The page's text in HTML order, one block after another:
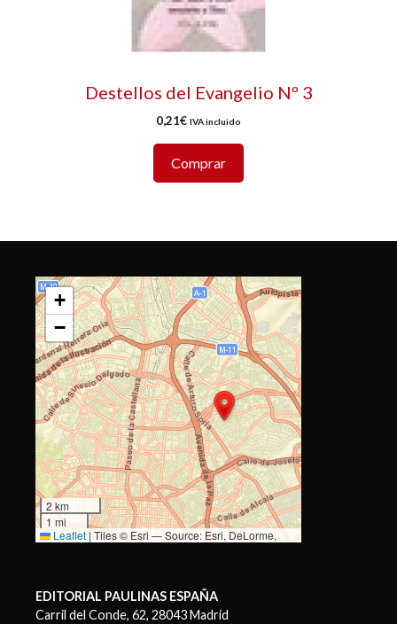
Destellos del Evangelio Nº 3
0,21€ IVA incluido
Comprar
+
−
2 km
1 mi
Leaflet | Tiles © Esri — Source: Esri, DeLorme,
EDITORIAL PAULINAS ESPAÑA
Carril del Conde, 62, 28043 Madrid